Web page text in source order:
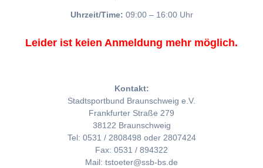
Uhrzeit/Time: 09:00 – 16:00 Uhr
Leider ist keien Anmeldung mehr möglich.
Kontakt:
Stadtsportbund Braunschweig e.V.
Frankfurter Straße 279
38122 Braunschweig
Tel: 0531 / 2808498 oder 2807424
Fax: 0531 / 894322
Mail: tstoeter@ssb-bs.de